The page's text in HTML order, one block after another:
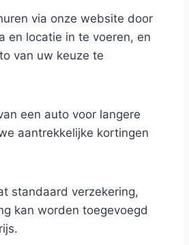
via onze website door
en locatie in te voeren, en
van uw keuze te
een auto voor langere
aantrekkelijke kortingen
standaard verzekering,
kan worden toegevoegd